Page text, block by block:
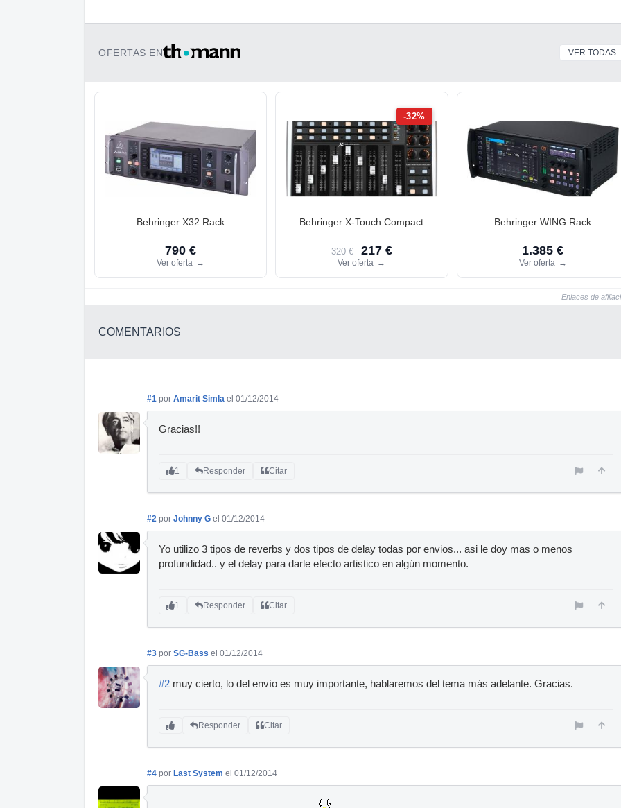
OFERTAS EN VER TODAS
Behringer X32 Rack
790 €
Ver oferta →
-32%
Behringer X-Touch Compact
320 € 217 €
Ver oferta →
Behringer WING Rack
1.385 €
Ver oferta →
Enlaces de
COMENTARIOS
#1 por Amarit Simla el 01/12/2014
Gracias!!
1 Responder Citar
#2 por Johnny G el 01/12/2014
Yo utilizo 3 tipos de reverbs y dos tipos de delay todas por envios... asi le doy mas o menos
profundidad.. y el delay para darle efecto artistico en algún momento.
1 Responder Citar
#3 por SG-Bass el 01/12/2014
#2 muy cierto, lo del envío es muy importante, hablaremos del tema más adelante. Gracias.
Responder Citar
#4 por Last System el 01/12/2014